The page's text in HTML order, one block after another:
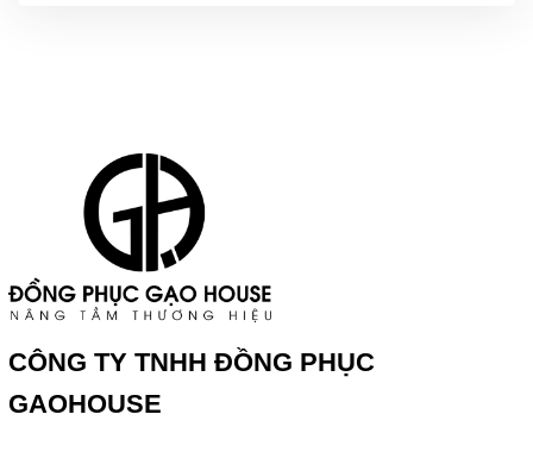
CÔNG TY TNHH ĐỒNG PHỤC
GAOHOUSE